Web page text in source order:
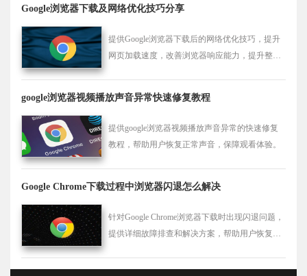
Google浏览器下载及网络优化技巧分享
提供Google浏览器下载后的网络优化技巧，提升
网页加载速度，改善浏览器响应能力，提升整体
google浏览器视频播放声音异常快速修复教程
提供google浏览器视频播放声音异常的快速修复
教程，帮助用户恢复正常声音，保障观看体验。
Google Chrome下载过程中浏览器闪退怎么解决
针对Google Chrome浏览器下载时出现闪退问题，
提供详细故障排查和解决方案，帮助用户恢复正